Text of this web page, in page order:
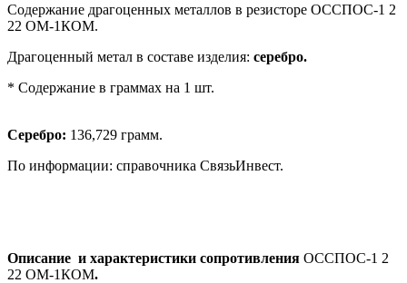
Содержание драгоценных металлов в резисторе ОССПОС-1 2
22 ОМ-1КОМ.
Драгоценный метал в составе изделия: серебро.
* Содержание в граммах на 1 шт.
Серебро: 136,729 грамм.
По информации: справочника СвязьИнвест.
Описание и характеристики сопротивления ОССПОС-1 2
22 ОМ-1КОМ.